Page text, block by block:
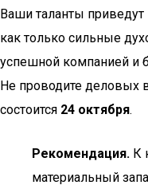
Ваши таланты
как только сильные
успешной компанией и
Не проводите деловых
состоится 24 октября.
Рекомендация. К
материальный